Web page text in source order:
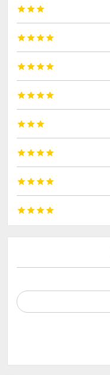





























